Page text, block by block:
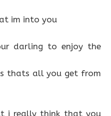
im into you
darling to enjoy the
thats all you get from
i really think that you